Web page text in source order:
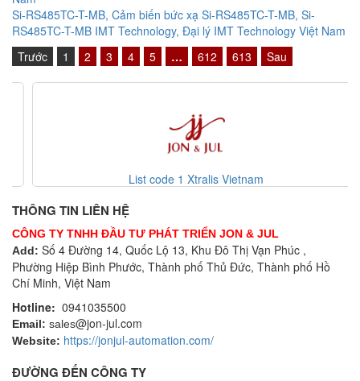
Si-RS485TC-T-MB, Cảm biến bức xạ Si-RS485TC-T-MB, Si-
RS485TC-T-MB IMT Technology, Đại lý IMT Technology Việt Nam
Trước
1 2 3 4 5 … 612 613 Sau
List code 1 Xtralis Vietnam
THÔNG TIN LIÊN HỆ
CÔNG TY TNHH ĐẦU TƯ PHÁT TRIỂN JON & JUL
Add: Số 4 Đường 14, Quốc Lộ 13, Khu Đô Thị Vạn Phúc ,
Phường Hiệp Bình Phước, Thành phố Thủ Đức, Thành phố Hồ
Chí Minh, Việt Nam
Hotline: 0941035500
Email: sales@jon-jul.com
Website: https://jonjul-automation.com/
ĐƯỜNG ĐẾN CÔNG TY